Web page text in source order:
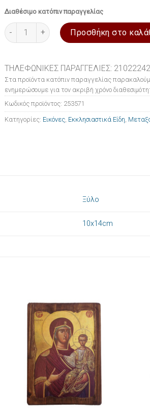
Διαθέσιμο κατόπιν παραγγελίας
Εικόνα ξύλινη σε μεταξοτυπία Παναγία η
Προσθήκη στο
ΤΗΛΕΦΩΝΙΚΕΣ ΠΑΡΑΓΓΕΛΙΕΣ:
Στα προϊόντα κατόπιν παραγγελίας
ενημερώσουμε για τον ακριβή χρόνο
Κωδικός προϊόντος: 253571
Κατηγορίες: Εικόνες Εκκλησιαστικά Είδη
Ξύλο
10x14cm
Πρόσθήκη
επιθυμιών